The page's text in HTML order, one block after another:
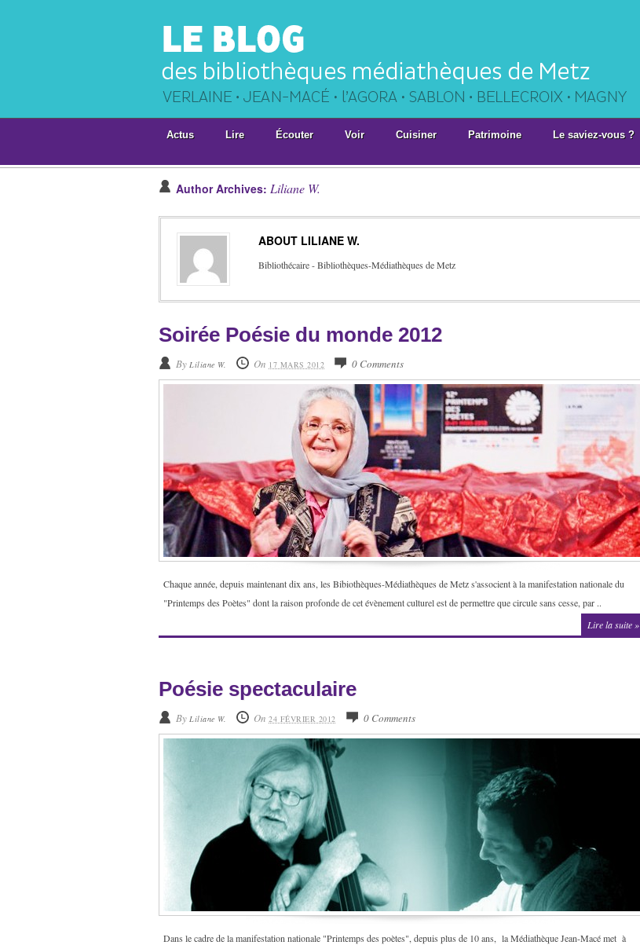
Actus Lire Écouter Voir Cuisiner Patrimoine Le saviez-vous ?
Author Archives: Liliane W.
ABOUT LILIANE W.
Bibliothécaire - Bibliothèques-Médiathèques de Metz
Soirée Poésie du monde 2012
By Liliane W. On 17 MARS 2012 0 Comments
Chaque année, depuis maintenant dix ans, les Bibiothèques-Médiathèques de Metz s'associent à la manifestation nationale du
"Printemps des Poètes" dont la raison profonde de cet évènement culturel est de permettre que circule sans cesse, par ..
Lire la suite »
Poésie spectaculaire
By Liliane W. On 24 FÉVRIER 2012 0 Comments
Dans le cadre de la manifestation nationale "Printemps des poètes", depuis plus de 10 ans, la Médiathèque Jean-Macé met à